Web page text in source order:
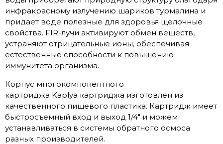
инфракрасному излучению шариков турмалина и
придает воде полезные для здоровья щелочные
свойства. FIR-лучи активируют обмен веществ,
устраняют отрицательные ионы, обеспечивая
естественные способности к повышению
иммунитета организма.
Корпус многокомпонентного
картриджа Kaplya картриджа изготовлен из
качественного пищевого пластика. Картридж имеет
быстросъемный вход и выход 1/4" и можем
устанавливаться в системы обратного осмоса
разных производителей.